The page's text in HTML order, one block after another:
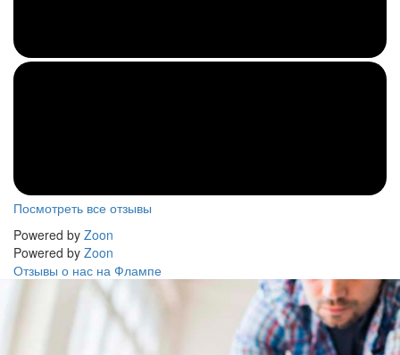
Посмотреть все отзывы
Powered by Zoon
Powered by Zoon
Отзывы о нас на Флампе